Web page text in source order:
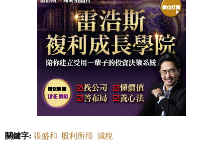
關鍵字: 張盛和 股利所得 減稅